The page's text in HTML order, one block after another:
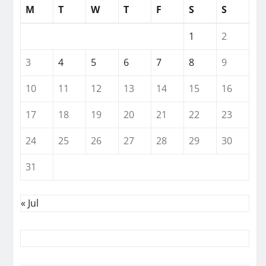
M T W T F S S
1
2
3
4 5 6 7 8
9
10
11 12 13 14 15
16
17
18 19 20 21 22
23
24
25 26 27 28 29
30
31
« Jul